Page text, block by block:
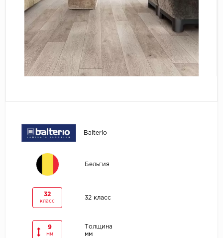
Decoria
Dolce Flooring
ECO Parquet
Balterio
Бельгия
32
класс
32 класс
9
мм
Толщина
мм